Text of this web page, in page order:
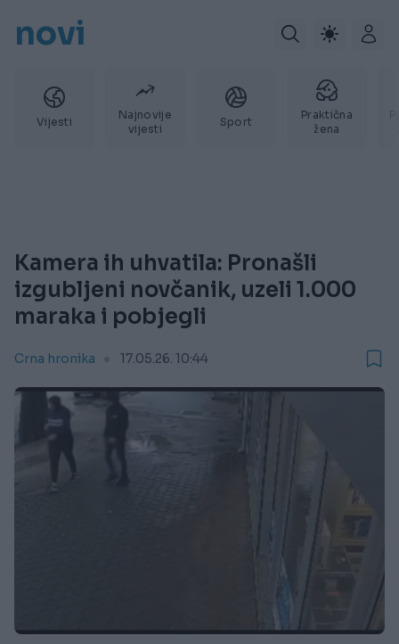
novi
Vijesti
Najnovije
vijesti
Sport
Praktična
žena
Kamera ih uhvatila: Pronašli
izgubljeni novčanik, uzeli 1.000
maraka i pobjegli
Crna hronika 17.05.26. 10:44